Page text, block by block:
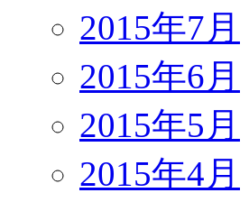
2015年7月
2015年6月
2015年5月
2015年4月